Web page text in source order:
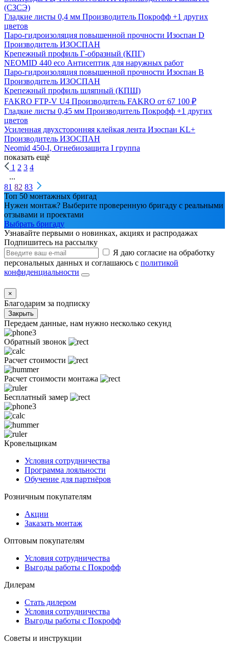
(СЗСЭ)
Гладкие листы 0,4 мм Производитель Покрофф +1 других
цветов
Паро-гидроизоляция повышенной прочности Изоспан D
Производитель ИЗОСПАН
Крепежный профиль Г-образный (КПГ)
NEOMID 440 eco Антисептик для наружных работ
Паро-гидроизоляция повышенной прочности Изоспан B
Производитель ИЗОСПАН
Крепежный профиль шляпный (КПШ)
FAKRO FTP-V U4 Производитель FAKRO от 67 100 ₽
Гладкие листы 0,45 мм Производитель Покрофф +1 других
цветов
Усиленная двухсторонняя клейкая лента Изоспан KL+
Производитель ИЗОСПАН
Neomid 450-I, Огнебиозащита I группа
показать ещё
1 2 3 4
...
81 82 83
Топ 50 монтажных бригад
Нужен монтаж? Выберите проверенную бригаду с реальными
отзывами и проектами
Выбрать бригаду
Узнавайте первыми о новинках, акциях и распродажах
Подпишитесь на рассылку
Я даю согласие на обработку
персональных данных и соглашаюсь с политикой
конфиденциальности
×
Благодарим за подписку
Закрыть
Передаем данные, нам нужно несколько секунд
Обратный звонок
Расчет стоимости
Расчет стоимости монтажа
Бесплатный замер
Кровельщикам
Условия сотрудничества
Программа лояльности
Обучение для партнёров
Розничным покупателям
Акции
Заказать монтаж
Оптовым покупателям
Условия сотрудничества
Выгоды работы с Покрофф
Дилерам
Стать дилером
Условия сотрудничества
Выгоды работы с Покрофф
Советы и инструкции